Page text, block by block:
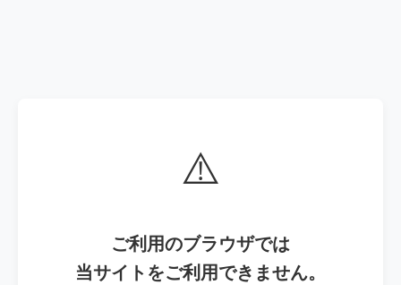
⚠️
ご利用のブラウザでは
当サイトをご利用できません。